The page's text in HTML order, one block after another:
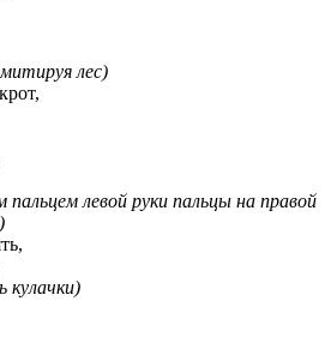
лес)
пальцем левой руки пальцы на правой